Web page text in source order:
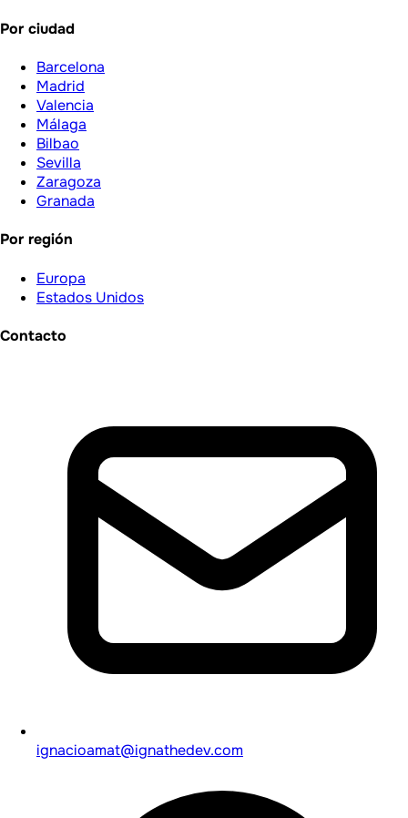
Por ciudad
Barcelona
Madrid
Valencia
Málaga
Bilbao
Sevilla
Zaragoza
Granada
Por región
Europa
Estados Unidos
Contacto
ignacioamat@ignathedev.com